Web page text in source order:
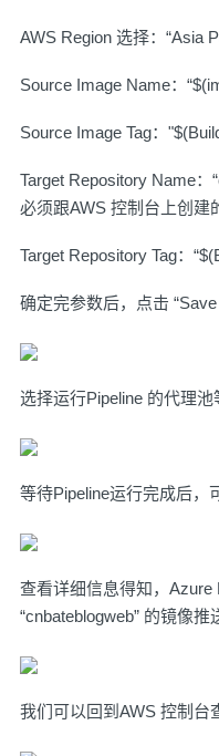
AWS Region 选择：“Asia
Source Image Name：
Source Image Tag：
Target Repository Name：
必须跟AWS 控制台上创建
Target Repository Tag：
确定完参数后，点击 “Save
选择运行Pipeline 的代理池
等待Pipeline运行完成后，
查看详细信息得知，Azure
“cnbateblogweb” 的镜像
我们可以回到AWS 控制台